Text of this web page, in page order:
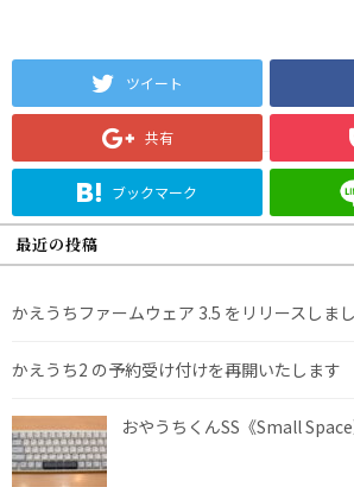
ツイート
共有
ブックマーク
最近の投稿
かえうちファームウェア 3.5 をリリースしま
かえうち2 の予約受け付けを再開いたします
おやうちくんSS《Small